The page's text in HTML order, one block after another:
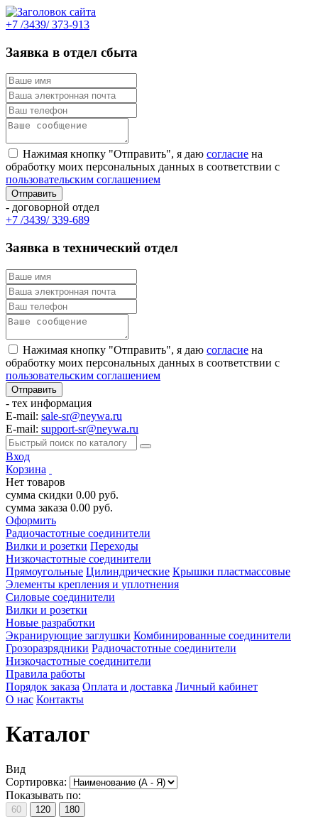
+7 /3439/ 373-913
Заявка в отдел сбыта
Нажимая кнопку "Отправить", я даю согласие на
обработку моих персональных данных в соответствии с
пользовательским соглашением
- договорной отдел
+7 /3439/ 339-689
Заявка в технический отдел
Нажимая кнопку "Отправить", я даю согласие на
обработку моих персональных данных в соответствии с
пользовательским соглашением
- тех информация
E-mail: sale-sr@neywa.ru
E-mail: support-sr@neywa.ru
Вход
Корзина
Нет товаров
сумма скидки 0.00 руб.
сумма заказа 0.00 руб.
Оформить
Радиочастотные соединители
Вилки и розетки Переходы
Низкочастотные соединители
Прямоугольные Цилиндрические Крышки пластмассовые
Элементы крепления и уплотнения
Силовые соединители
Вилки и розетки
Новые разработки
Экранирующие заглушки Комбинированные соединители
Грозоразрядники Радиочастотные соединители
Низкочастотные соединители
Правила работы
Порядок заказа Оплата и доставка Личный кабинет
О нас Контакты
Каталог
Вид
Сортировка:
Показывать по:
60 120 180